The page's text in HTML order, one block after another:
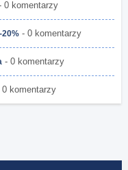
0 komentarzy
20% - 0 komentarzy
- 0 komentarzy
komentarzy